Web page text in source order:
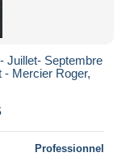
Juillet- Septembre
- Mercier Roger,
Professionnel